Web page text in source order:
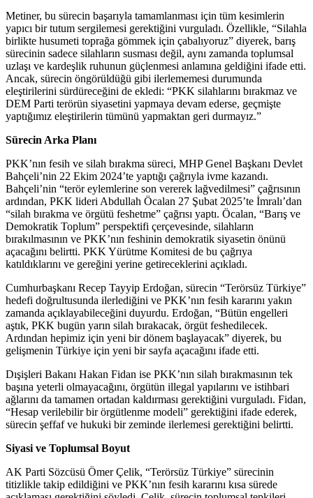
Metiner, bu sürecin başarıyla tamamlanması için tüm kesimlerin
yapıcı bir tutum sergilemesi gerektiğini vurguladı. Özellikle, “Silahla
birlikte husumeti toprağa gömmek için çabalıyoruz” diyerek, barış
sürecinin sadece silahların susması değil, aynı zamanda toplumsal
uzlaşı ve kardeşlik ruhunun güçlenmesi anlamına geldiğini ifade etti.
Ancak, sürecin öngörüldüğü gibi ilerlememesi durumunda
eleştirilerini sürdüreceğini de ekledi: “PKK silahlarını bırakmaz ve
DEM Parti terörün siyasetini yapmaya devam ederse, geçmişte
yaptığımız eleştirilerin tümünü yapmaktan geri durmayız.”
Sürecin Arka Planı
PKK’nın fesih ve silah bırakma süreci, MHP Genel Başkanı Devlet
Bahçeli’nin 22 Ekim 2024’te yaptığı çağrıyla ivme kazandı.
Bahçeli’nin “terör eylemlerine son vererek lağvedilmesi” çağrısının
ardından, PKK lideri Abdullah Öcalan 27 Şubat 2025’te İmralı’dan
“silah bırakma ve örgütü feshetme” çağrısı yaptı. Öcalan, “Barış ve
Demokratik Toplum” perspektifi çerçevesinde, silahların
bırakılmasının ve PKK’nın feshinin demokratik siyasetin önünü
açacağını belirtti. PKK Yürütme Komitesi de bu çağrıya
katıldıklarını ve gereğini yerine getireceklerini açıkladı.
Cumhurbaşkanı Recep Tayyip Erdoğan, sürecin “Terörsüz Türkiye”
hedefi doğrultusunda ilerlediğini ve PKK’nın fesih kararını yakın
zamanda açıklayabileceğini duyurdu. Erdoğan, “Bütün engelleri
aştık, PKK bugün yarın silah bırakacak, örgüt feshedilecek.
Ardından hepimiz için yeni bir dönem başlayacak” diyerek, bu
gelişmenin Türkiye için yeni bir sayfa açacağını ifade etti.
Dışişleri Bakanı Hakan Fidan ise PKK’nın silah bırakmasının tek
başına yeterli olmayacağını, örgütün illegal yapılarını ve istihbari
ağlarını da tamamen ortadan kaldırması gerektiğini vurguladı. Fidan,
“Hesap verilebilir bir örgütlenme modeli” gerektiğini ifade ederek,
sürecin şeffaf ve hukuki bir zeminde ilerlemesi gerektiğini belirtti.
Siyasi ve Toplumsal Boyut
AK Parti Sözcüsü Ömer Çelik, “Terörsüz Türkiye” sürecinin
titizlikle takip edildiğini ve PKK’nın fesih kararını kısa sürede